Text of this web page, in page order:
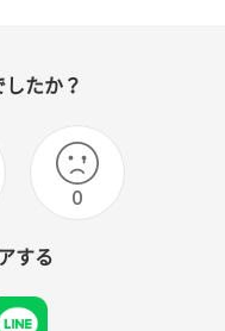
たか？
0
する